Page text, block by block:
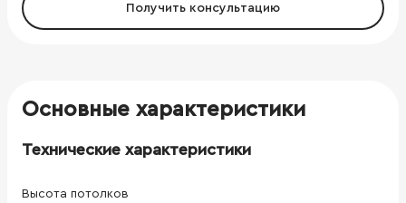
Получить консультацию
Основные характеристики
Технические характеристики
Высота потолков